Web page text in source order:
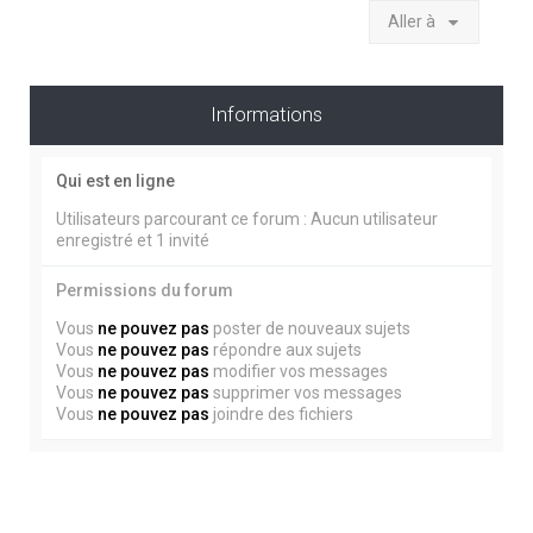
Aller à
Informations
Qui est en ligne
Utilisateurs parcourant ce forum : Aucun utilisateur
enregistré et 1 invité
Permissions du forum
Vous ne pouvez pas poster de nouveaux sujets
Vous ne pouvez pas répondre aux sujets
Vous ne pouvez pas modifier vos messages
Vous ne pouvez pas supprimer vos messages
Vous ne pouvez pas joindre des fichiers